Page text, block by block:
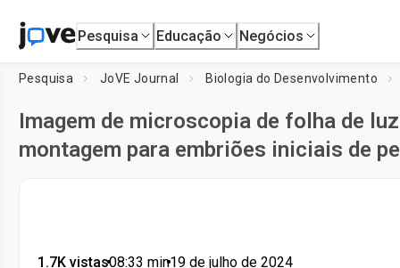
Pesquisa Educação Negócios
Pesquisa JoVE Journal Biologia do Desenvolvimento
Imagem de microscopia de folha de
montagem para embriões iniciais de
1.7K vistas•08:33 min•19 de julho de 2024